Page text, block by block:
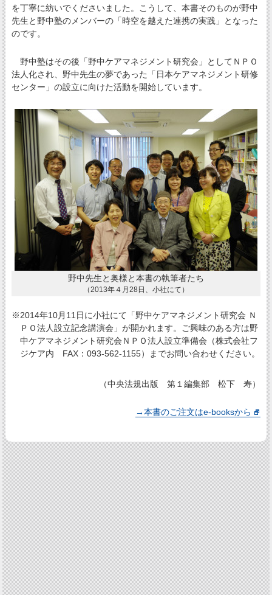
を丁寧に紡いでくださいました。こうして、本書そのものが野中
先生と野中塾のメンバーの「時空を越えた連携の実践」となった
のです。
野中塾はその後「野中ケアマネジメント研究会」としてＮＰＯ
法人化され、野中先生の夢であった「日本ケアマネジメント研修
センター」の設立に向けた活動を開始しています。
野中先生と奥様と本書の執筆者たち
（2013年４月28日、小社にて）
※2014年10月11日に小社にて「野中ケアマネジメント研究会 Ｎ
ＰＯ法人設立記念講演会」が開かれます。ご興味のある方は野
中ケアマネジメント研究会ＮＰＯ法人設立準備会（株式会社フ
ジケア内 FAX：093-562-1155）までお問い合わせください。
（中央法規出版 第１編集部 松下 寿）
→本書のご注文はe-booksから